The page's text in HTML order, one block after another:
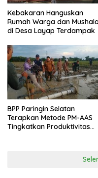
Kebakaran Hanguskan
Rumah Warga dan
di Desa Layap Terdampak
BPP Paringin Selatan
Terapkan Metode PM-AAS
Tingkatkan Produktivitas